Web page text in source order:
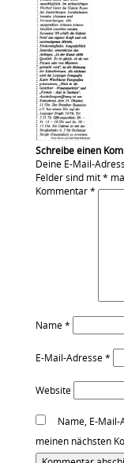
Schreibe einen
Deine E-Mail-
Felder sind mit*
Kommentar*
Name*
E-Mail-Adresse*
Website
Name, E-
meinen nächsten